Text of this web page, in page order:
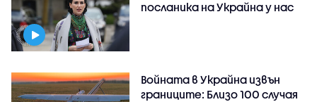
посланика на Украйна у нас
Войната в Украйна извън
границите: Близо 100 случая